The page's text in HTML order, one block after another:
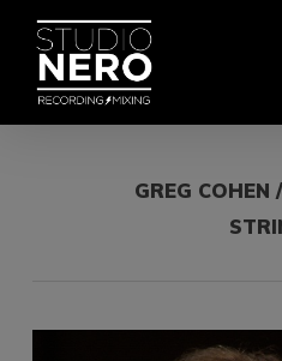
Skip
main
GREG COHEN